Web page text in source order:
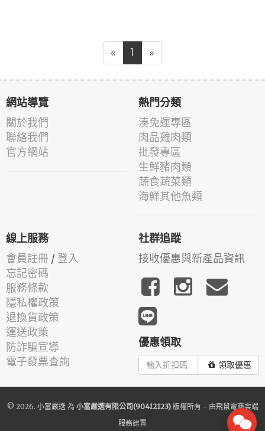
« 1 »
網站導覽
關於我們
聯絡我們
官方網站
熱門分類
湊免運專區
肉品雞肉類
批發專區
生鮮豬肉類
蔬食蔬菜類
海鮮其他魚類
線上服務
會員註冊 / 登入
忘記密碼
服務條款
隱私權政策
退換貨政策
運送政策
防詐騙宣導
電子發票查詢
社群追蹤
接收優惠與新產品資訊
優惠領取
領取優惠
© 2026. 小富嚴選為 小富嚴選有限公司(90412123)版權所有 - 由飛鼠電商雲端
服務建置